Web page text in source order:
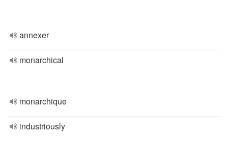
annexer
monarchical
monarchique
industriously